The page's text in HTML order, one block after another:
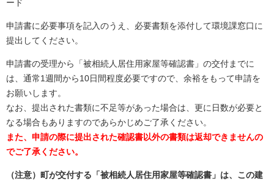
ード
申請書に必要事項を記入のうえ、必要書類を添付して環境課窓口に
提出してください。
申請書の受理から「被相続人居住用家屋等確認書」の交付までに
は、通常1週間から10日間程度必要ですので、余裕をもって申請を
お願いします。
なお、提出された書類に不足等があった場合は、更に日数が必要と
なる場合もありますのであらかじめご了承ください。
また、申請の際に提出された確認書以外の書類は返却できませんの
でご了承ください。
（注意）町が交付する「被相続人居住用家屋等確認書」は、この建